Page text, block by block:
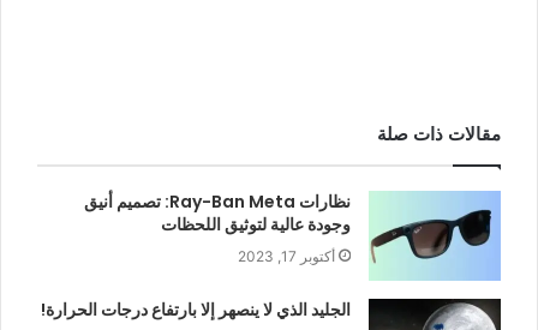
مقالات ذات صلة
نظارات Ray-Ban Meta: تصميم أنيق
وجودة عالية لتوثيق اللحظات
أكتوبر 17, 2023
الجليد الذي لا ينصهر إلا بارتفاع درجات الحرارة!